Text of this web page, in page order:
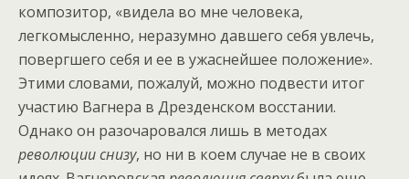
композитор, «видела во мне человека,
легкомысленно, неразумно давшего себя увлечь,
повергшего себя и ее в ужаснейшее положение».
Этими словами, пожалуй, можно подвести итог
участию Вагнера в Дрезденском восстании.
Однако он разочаровался лишь в методах
революции снизу, но ни в коем случае не в своих